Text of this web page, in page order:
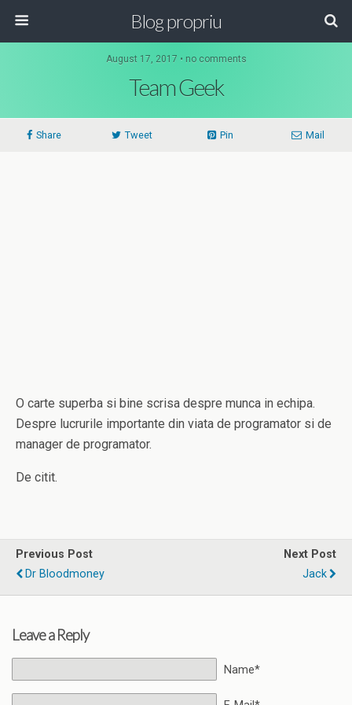
Blog propriu
August 17, 2017 • no comments
Team Geek
Share Tweet Pin Mail
O carte superba si bine scrisa despre munca in echipa.
Despre lucrurile importante din viata de programator si de
manager de programator.
De citit.
Previous Post
Dr Bloodmoney
Next Post
Jack
Leave a Reply
Name*